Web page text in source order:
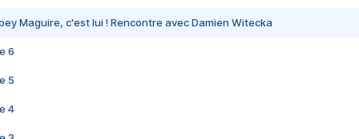
Maguire, c'est lui ! Rencontre avec Damien Witecka
6
5
4